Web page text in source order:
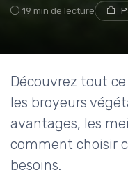
19 min de lecture
Découvrez tout
les broyeurs
avantages, les
comment choisir
besoins.